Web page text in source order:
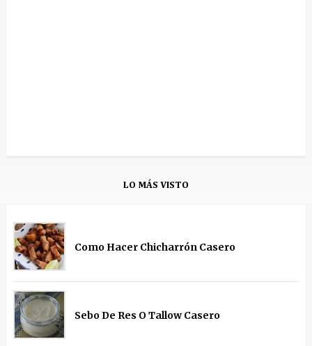
LO MÁS VISTO
Como Hacer Chicharrón Casero
Sebo De Res O Tallow Casero